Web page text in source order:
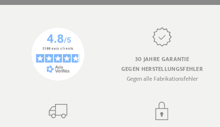
30 JAHRE GARANTIE
GEGEN HERSTELLUNGSFEHLER
Gegen alle Fabrikationsfehler